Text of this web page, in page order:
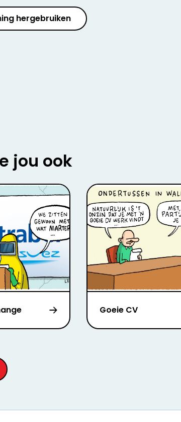
hergebruiken
jou ook
Goeie CV